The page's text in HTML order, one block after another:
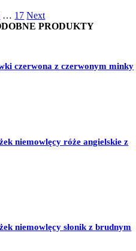
… 17 Next
PRODUKTY
czerwona z czerwonym minky
niemowlęcy róże angielskie z
niemowlęcy słonik z brudnym